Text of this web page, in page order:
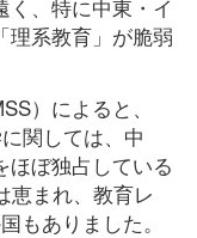
く、特に中東・イ
理系教育」が脆弱
）によると、
関しては、中
ほぼ独占している
恵まれ、教育レ
もありました。